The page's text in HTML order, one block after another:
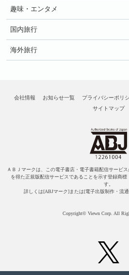
趣味・エンタメ
国内旅行
海外旅行
会社情報 お知らせ一覧 プライバシーポリ
サイトマップ
ＡＢＪマークは、この電子書店・電子書籍配信サービ
を得た正規版配信サービスであることを示す登録商
す。
詳しくは[ABJマーク]または[電子出版制作・流
Copyright© Viewn Corp. All